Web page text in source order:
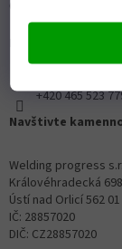
+420 465 523
Navštivte
Welding progress
Královéhradecká 698
Ústí nad Orlicí 562 01
IČ: 28857020
DIČ: CZ28857020